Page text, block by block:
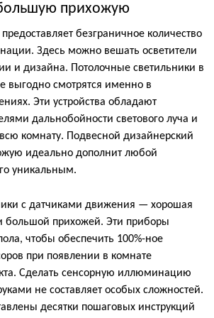
прихожую
безграничное количество
Здесь можно вешать осветители
и дизайна. Потолочные светильники в
выгодно смотрятся именно в
Эти устройства обладают
дальнобойности светового луча и
комнату. Подвесной дизайнерский
идеально дополнит любой
уникальным.
с датчиками движения — хорошая
большой прихожей. Эти приборы
чтобы обеспечить 100%-ное
при появлении в комнате
Сделать сенсорную иллюминацию
не составляет особых сложностей.
десятки пошаговых инструкций